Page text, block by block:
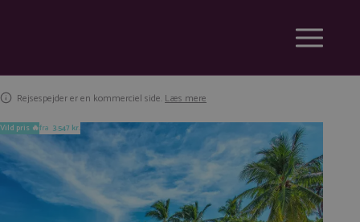
Rejsespejder er en kommerciel side. Læs mere
Vild pris 🔥fra 3.547 kr.